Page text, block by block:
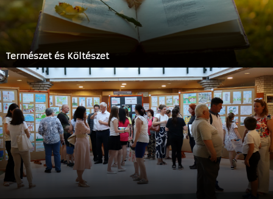
Természet és Költészet